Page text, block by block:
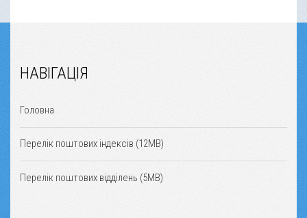
НАВІГАЦІЯ
Головна
Перелік поштових індексів (12MB)
Перелік поштових відділень (5MB)